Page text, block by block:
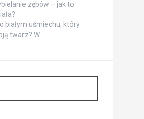
zębów – jak to
białym uśmiechu, który
twarz? W …